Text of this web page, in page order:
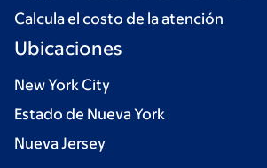
Calcula el costo de la atención
Ubicaciones
New York City
Estado de Nueva York
Nueva Jersey